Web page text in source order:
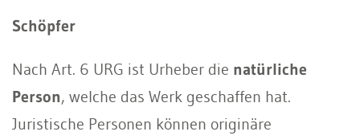
Schöpfer
Nach Art. 6 URG ist Urheber die natürliche
Person, welche das Werk geschaffen hat.
Juristische Personen können originäre